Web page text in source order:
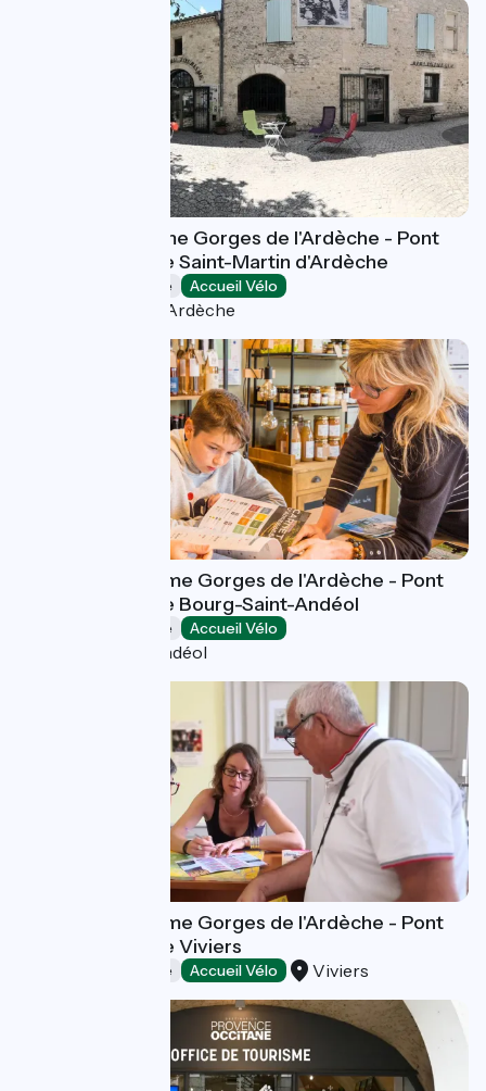
Office de tourisme Gorges de l'Ardèche - Pont
d'Arc - Bureau de Saint-Martin d'Ardèche
Offices de Tourisme Accueil Vélo
Saint-Martin-d'Ardèche
Office de Tourisme Gorges de l'Ardèche - Pont
d'Arc - Bureau de Bourg-Saint-Andéol
Offices de Tourisme Accueil Vélo
Bourg-Saint-Andéol
Office de Tourisme Gorges de l'Ardèche - Pont
d'Arc - Bureau de Viviers
Offices de Tourisme Accueil Vélo Viviers